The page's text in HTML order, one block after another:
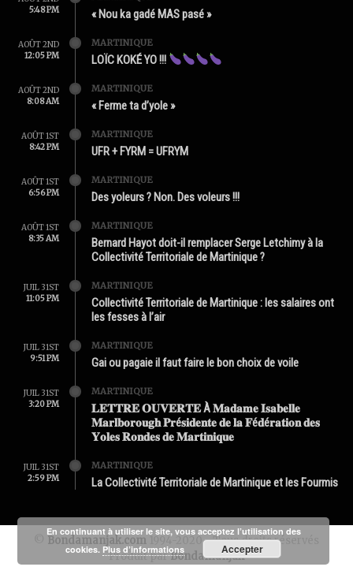
5:48 PM
« Nou ka gadé MAS pasé »
AOÛT 2ND
12:05 PM
MARTINIQUE
LOÏC KOKÉ YO !!!
AOÛT 2ND
8:08 AM
MARTINIQUE
« Ferme ta d’yole »
AOÛT 1ST
8:42 PM
MARTINIQUE
UFR + FYRM = UFRYM
AOÛT 1ST
6:56 PM
MARTINIQUE
Des yoleurs ? Non. Des voleurs !!!
AOÛT 1ST
8:35 AM
MARTINIQUE
Bernard Hayot doit-il remplacer Serge Letchimy à la
Collectivité Territoriale de Martinique ?
JUIL 31ST
11:05 PM
MARTINIQUE
Collectivité Territoriale de Martinique : les salaires ont
les fesses à l’air
JUIL 31ST
9:51 PM
MARTINIQUE
Gai ou pagaie il faut faire le bon choix de voile
JUIL 31ST
3:20 PM
MARTINIQUE
𝐋𝐄𝐓𝐓𝐑𝐄 𝐎𝐔𝐕𝐄𝐑𝐓𝐄 À 𝐌𝐚𝐝𝐚𝐦𝐞 𝐈𝐬𝐚𝐛𝐞𝐥𝐥𝐞
𝐌𝐚𝐫𝐥𝐛𝐨𝐫𝐨𝐮𝐠𝐡 𝐏𝐫é𝐬𝐢𝐝𝐞𝐧𝐭𝐞 𝐝𝐞 𝐥𝐚 𝐅é𝐝é𝐫𝐚𝐭𝐢𝐨𝐧 𝐝𝐞𝐬
𝐘𝐨𝐥𝐞𝐬 𝐑𝐨𝐧𝐝𝐞𝐬 𝐝𝐞 𝐌𝐚𝐫𝐭𝐢𝐧𝐢𝐪𝐮𝐞
JUIL 31ST
2:59 PM
MARTINIQUE
La Collectivité Territoriale de Martinique et les Fourmis
Bondamanjak.com 1994-2020 - Tous droits réservés
Produit parBondamanjak
En continuant à utiliser le site, vous acceptez l’utilisation des
cookies. Plus d’informations Accepter